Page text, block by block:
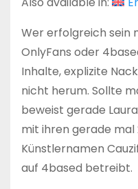
Wer erfolgreich sein
OnlyFans oder
Inhalte, explizite
nicht herum. Sollte
beweist gerade
mit ihren gerade
Künstlernamen
auf 4based betreibt.